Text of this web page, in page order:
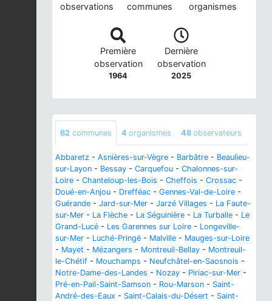
observations communes organismes
Première
observation
1964
Dernière
observation
2025
62 communes 4 organismes 48 observateurs
Abbaretz - Asnières-sur-Vègre - Barbâtre - Beaulieu-
sur-Layon - Bessay - Carquefou - Chalonnes-sur-
Loire - Chanteloup-les-Bois - Cheffois - Crossac -
Doué-en-Anjou - Drefféac - Gennes-Val-de-Loire -
Guérande - Jard-sur-Mer - Jarzé Villages - La Faute-
sur-Mer - La Flèche - La Séguinière - La Turballe - Le
Grand-Lucé - Les Garennes sur Loire - Longeville-
sur-Mer - Luché-Pringé - Malville - Mauges-sur-Loire
- Mayet - Mézangers - Montreuil-Bellay - Montreuil-
le-Chétif - Mouchamps - Neufchâtel-en-Saosnois -
Notre-Dame-des-Landes - Nozay - Piriac-sur-Mer -
Pré-en-Pail-Saint-Samson - Rou-Marson - Saint-
André-des-Eaux - Saint-Calais-du-Désert - Saint-